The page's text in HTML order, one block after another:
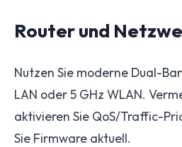
Router und
Nutzen Sie moderne Dual-
LAN oder 5 GHz WLAN.
aktivieren Sie QoS/Traffic-
Sie Firmware aktuell.